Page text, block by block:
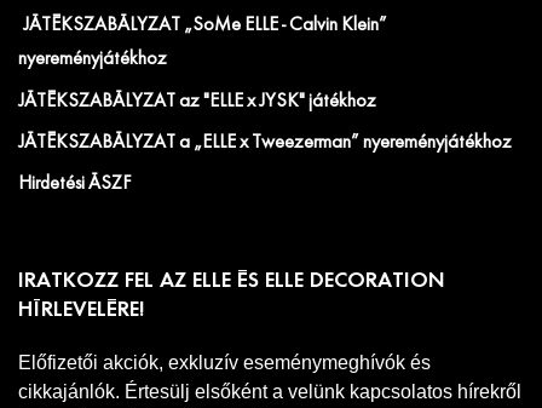
JÁTÉKSZABÁLYZAT „SoMe ELLE - Calvin Klein”
nyereményjátékhoz
JÁTÉKSZABÁLYZAT az "ELLE x JYSK" játékhoz
JÁTÉKSZABÁLYZAT a „ELLE x Tweezerman” nyereményjátékhoz
Hirdetési ÁSZF
IRATKOZZ FEL AZ ELLE ÉS ELLE DECORATION
HÍRLEVELÉRE!
Előfizetői akciók, exkluzív eseménymeghívók és
cikkajánlók. Értesülj elsőként a velünk kapcsolatos hírekről